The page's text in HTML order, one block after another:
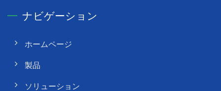
ナビゲーション
ホームページ
製品
ソリューション